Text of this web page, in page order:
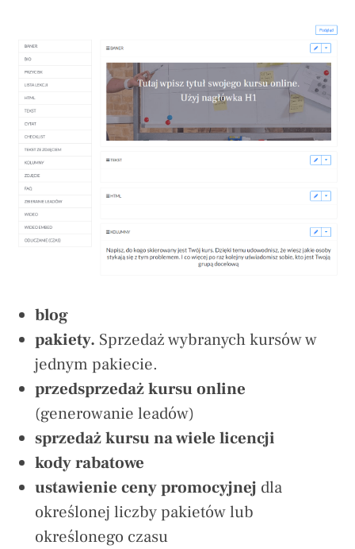
blog
pakiety. Sprzedaż wybranych kursów w
jednym pakiecie.
przedsprzedaż kursu online
(generowanie leadów)
sprzedaż kursu na wiele licencji
kody rabatowe
ustawienie ceny promocyjnej dla
określonej liczby pakietów lub
określonego czasu